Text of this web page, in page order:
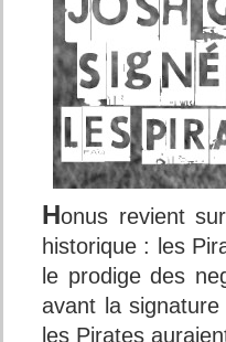
Honus revient
historique : les
le prodige des
avant la
les Pirates